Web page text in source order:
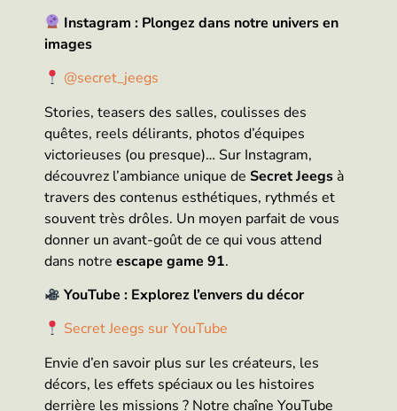
Instagram : Plongez dans notre univers en
images
@secret_jeegs
Stories, teasers des salles, coulisses des
quêtes, reels délirants, photos d’équipes
victorieuses (ou presque)… Sur Instagram,
découvrez l’ambiance unique de Secret Jeegs à
travers des contenus esthétiques, rythmés et
souvent très drôles. Un moyen parfait de vous
donner un avant-goût de ce qui vous attend
dans notre escape game 91.
YouTube : Explorez l’envers du décor
Secret Jeegs sur YouTube
Envie d’en savoir plus sur les créateurs, les
décors, les effets spéciaux ou les histoires
derrière les missions ? Notre chaîne YouTube